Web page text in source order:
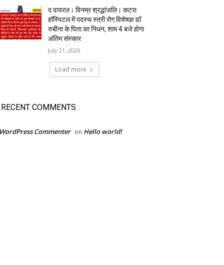
द वायरल। विनम्र श्रद्धांजलि। कटरा
हॉस्पिटल में पदस्थ स्त्री रोग विशेषज्ञ डॉ.
रुबीना के पिता का निधन, शाम 4 बजे होगा
अंतिम संस्कार
July 21, 2026
Load more
RECENT COMMENTS
Commenter on Hello world!